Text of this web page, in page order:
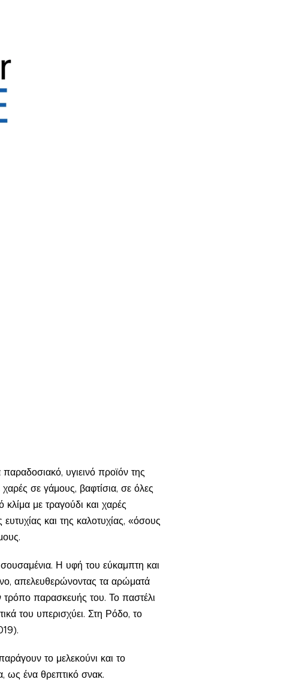
υγιεινό προϊόν της
σε γάμους, βαφτίσια, σε όλες
κλίμα με τραγούδι και χαρές
και της καλοτυχίας, «όσους
Η υφή του εύκαμπτη και
απελευθερώνοντας τα αρώματά
παρασκευής του. Το παστέλι
του υπερισχύει. Στη Ρόδο, το
το μελεκούνι και το
ως ένα θρεπτικό σνακ.